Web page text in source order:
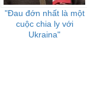
"Đau đớn nhất là một
cuộc chia ly với
Ukraina"